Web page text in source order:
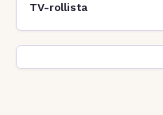
TV-rollista